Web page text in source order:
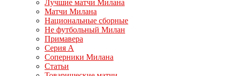
Лучшие матчи Милана
Матчи Милана
Национальные сборные
Не футбольный Милан
Примавера
Серия А
Соперники Милана
Статьи